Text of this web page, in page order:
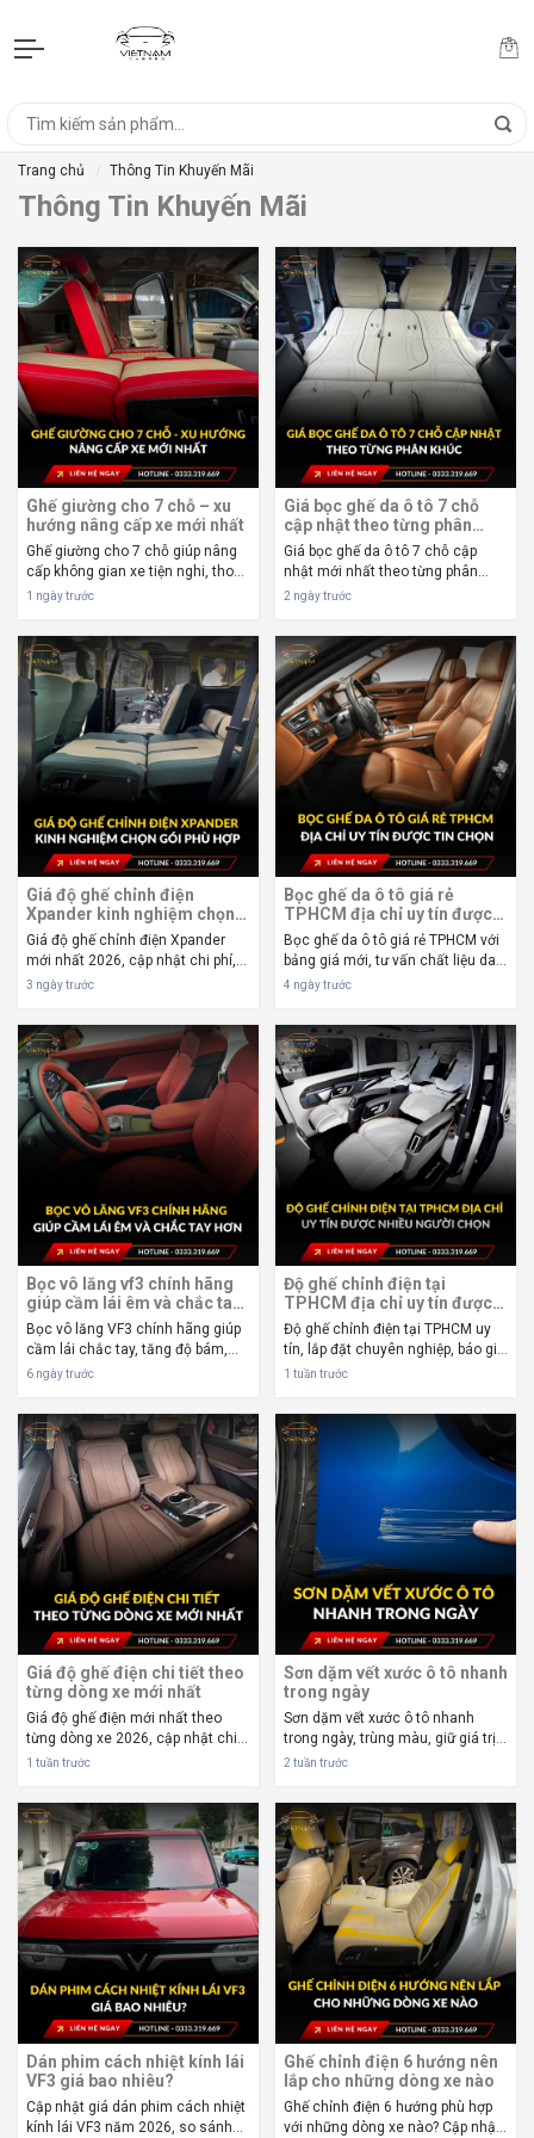
Trang chủ Thông Tin Khuyến Mãi
Thông Tin Khuyến Mãi
Ghế giường cho 7 chỗ – xu
hướng nâng cấp xe mới nhất
Ghế giường cho 7 chỗ giúp nâng
cấp không gian xe tiện nghi, thoải
mái khi di chuyển đường dài. Xem
nghiệm chọn phù hợp. Ghế giường
cho 7 chỗ đang trở thành một
trong ...
1 ngày trước
Giá bọc ghế da ô tô 7 chỗ
cập nhật theo từng phân
khúc
Giá bọc ghế da ô tô 7 chỗ cập
nhật mới nhất theo từng phân
khúc, chất liệu và dòng xe. So
ưu ngân sách. Giá bọc ghế da ô tô
7 chỗ năm 2026 dao động từ
khoảng 7 t...
2 ngày trước
Giá độ ghế chỉnh điện
Xpander kinh nghiệm chọn
gói phù hợp
Giá độ ghế chỉnh điện Xpander
mới nhất 2026, cập nhật chi phí,
các gói nâng cấp, kinh nghiệm lựa
trước khi lắp. Giá độ ghế chỉnh
điện Xpander năm 2026 thường
dao động từ...
3 ngày trước
Bọc ghế da ô tô giá rẻ
TPHCM địa chỉ uy tín được
tin chọn
Bọc ghế da ô tô giá rẻ TPHCM với
bảng giá mới, tư vấn chất liệu da
phù hợp, địa chỉ uy tín, thi công
chi phí. Bọc ghế da ô tô giá rẻ
TPHCM đang trở thành lựa chọn
đư...
4 ngày trước
Bọc vô lăng vf3 chính hãng
giúp cầm lái êm và chắc tay
hơn
Bọc vô lăng VF3 chính hãng giúp
cầm lái chắc tay, tăng độ bám,
bảo vệ vô lăng và nâng tầm nội
2026. Bọc vô lăng VF3 chính hãng
giúp tăng độ bám tay, hạn chế
trơn t...
6 ngày trước
Độ ghế chỉnh điện tại
TPHCM địa chỉ uy tín được
nhiều người chọn
Độ ghế chỉnh điện tại TPHCM uy
tín, lắp đặt chuyên nghiệp, báo giá
minh bạch, bảo hành rõ ràng,
xe. Độ ghế chỉnh điện tại TPHCM
đang trở thành lựa chọn được
nhiều ...
1 tuần trước
Giá độ ghế điện chi tiết theo
từng dòng xe mới nhất
Giá độ ghế điện mới nhất theo
từng dòng xe 2026, cập nhật chi
phí lắp đặt, lựa chọn phù hợp và
sách. Giá độ ghế điện hiện nay
không có một mức cố định cho
mọi dòng xe. ...
1 tuần trước
Sơn dặm vết xước ô tô nhanh
trong ngày
Sơn dặm vết xước ô tô nhanh
trong ngày, trùng màu, giữ giá trị
xe. Tìm hiểu quy trình, chi phí, thời
gara uy tín. Sơn dặm vết xước ô tô
là giải pháp giúp phục hồi nhanh...
2 tuần trước
Dán phim cách nhiệt kính lái
VF3 giá bao nhiêu?
Cập nhật giá dán phim cách nhiệt
kính lái VF3 năm 2026, so sánh
Ghế chỉnh điện 6 hướng nên
lắp cho những dòng xe nào
Ghế chỉnh điện 6 hướng phù hợp
với những dòng xe nào? Cập nhật